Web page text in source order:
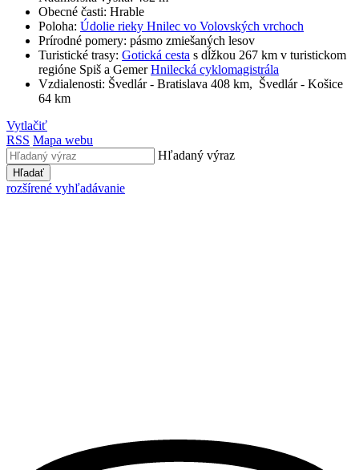
Obecné časti: Hrable
Poloha: Údolie rieky Hnilec vo Volovských vrchoch
Prírodné pomery: pásmo zmiešaných lesov
Turistické trasy: Gotická cesta s dĺžkou 267 km v turistickom
regióne Spiš a GemerHnilecká cyklomagistrála
Vzdialenosti: Švedlár - Bratislava 408 km, Švedlár - Košice
64 km
Vytlačiť
RSS Mapa webu
Hľadaný výraz
Hľadať
rozšírené vyhľadávanie